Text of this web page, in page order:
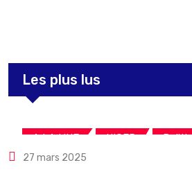
Les plus lus
A LA UNE NIGER
27 mars 2025